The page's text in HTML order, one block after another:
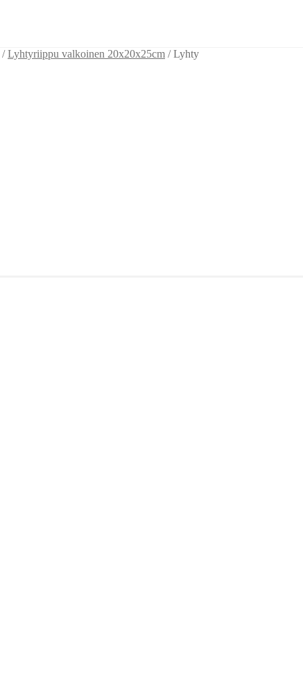
/Lyhtyriippu valkoinen 20x20x25cm /Lyhty